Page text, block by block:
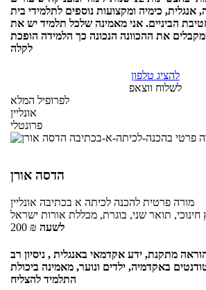
כימיה ומקצועות נוספים לתלמידי בית
הביניים. אני מאמינה שלכל תלמיד יש את
את ההכוונה הנכונה כך הלמידה הופכת
לקלה
להציג טלפון
לשלוח ווצאפ
לפרופיל המלא
אונליין
פרונטלי
הדסה אורן
מורה פרטית להכנה לכיתה א בכתיבה אונליין
חינוכי, תואר שני, בוגרת, מכללת אורות ישראל
200 ₪ לשעה
מתקנת, ידע אקדמאי באנגלית , ניסיון רב
באקדמיה, ילדים ונוער, מאמינה ביכולת
התלמיד להצליח